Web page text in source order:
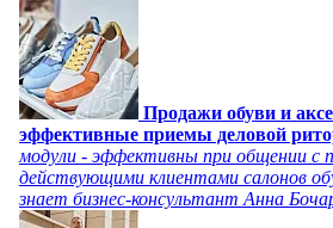
Продажи обуви и
эффективные приемы деловой
модули - эффективны при общении с
действующими клиентами салонов
знает бизнес-консультант Анна